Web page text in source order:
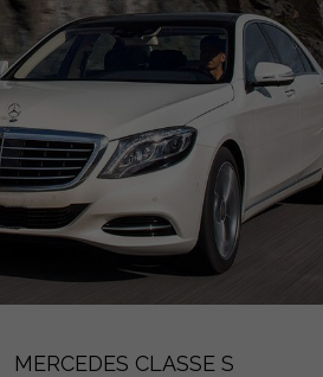
MERCEDES CLASSE S